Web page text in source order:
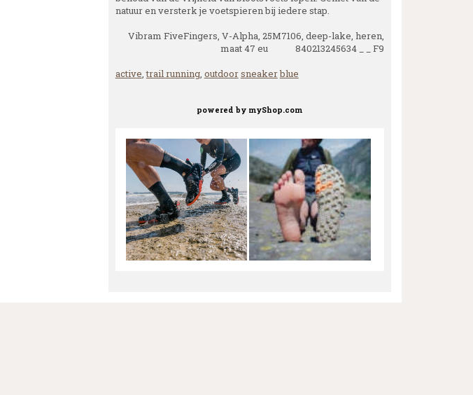
natuur en versterk je voetspieren bij iedere stap.
Vibram FiveFingers, V-Alpha, 25M7106, deep-lake, heren,
maat 47 eu 840213245634 _ _ F9
active,trail running, outdoorsneakerblue
powered by myShop.com